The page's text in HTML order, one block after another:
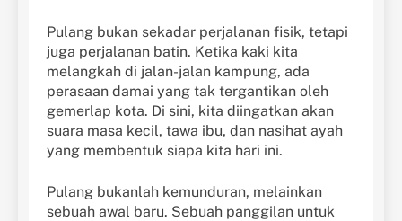
Pulang bukan sekadar perjalanan fisik, tetapi
juga perjalanan batin. Ketika kaki kita
melangkah di jalan-jalan kampung, ada
perasaan damai yang tak tergantikan oleh
gemerlap kota. Di sini, kita diingatkan akan
suara masa kecil, tawa ibu, dan nasihat ayah
yang membentuk siapa kita hari ini.
Pulang bukanlah kemunduran, melainkan
sebuah awal baru. Sebuah panggilan untuk